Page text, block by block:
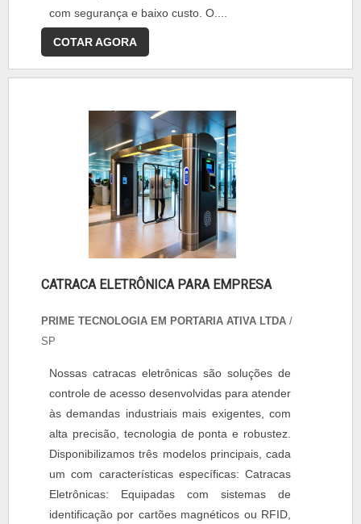
com segurança e baixo custo. O....
COTAR AGORA
CATRACA ELETRÔNICA PARA EMPRESA
PRIME TECNOLOGIA EM PORTARIA ATIVA LTDA /
SP
Nossas catracas eletrônicas são soluções de
controle de acesso desenvolvidas para atender
às demandas industriais mais exigentes, com
alta precisão, tecnologia de ponta e robustez.
Disponibilizamos três modelos principais, cada
um com características específicas: Catracas
Eletrônicas: Equipadas com sistemas de
identificação por cartões magnéticos ou RFID,